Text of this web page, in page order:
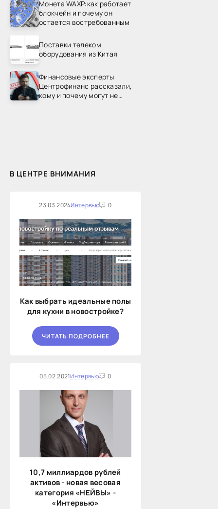
Монета WAXP:как работает
блокчейн и почему он
остается востребованным
Поставки телеком
оборудования из Китая
Финансовые эксперты
Центрофинанс рассказали,
кому и почему могут не
В ЦЕНТРЕ ВНИМАНИЯ
23.03.2024Интервью 0
Как выбрать идеальные полы
для кухни в новостройке?
ЧИТАТЬ ПОДРОБНЕЕ
05.02.2021Интервью 0
10,7 миллиардов рублей
активов - новая весовая
категория «НЕЙВЫ» -
«Интервью»